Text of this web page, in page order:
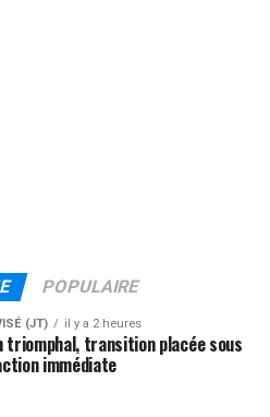
POPULAIRE
(JT) il y a 2 heures
triomphal, transition placée sous
immédiate